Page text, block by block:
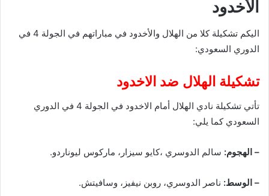
الأخدود
اليكم تشكيلة كلا من الهلال والأخدود في مباراتهم في الجولة 4 في
الدوري السعودي:
تشكيلة الهلال ضد الاخدود
تأتي تشكيلة نادي الهلال أمام الاخدود في الجولة 4 في الدوري
السعودي كما يلي:
– الهجوم: سالم الدوسري ،كايو سيزار، ماركوس ليوناردو.
– الوسط: ناصر الدوسري، روبن نيفيز، وسافيتش.